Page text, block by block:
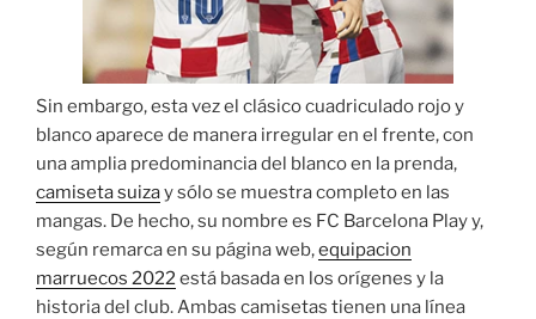
Sin embargo, esta vez el clásico cuadriculado rojo y
blanco aparece de manera irregular en el frente, con
una amplia predominancia del blanco en la prenda,
camiseta suizay sólo se muestra completo en las
mangas. De hecho, su nombre es FC Barcelona Play y,
según remarca en su página web,equipacion
marruecos 2022está basada en los orígenes y la
historia del club. Ambas camisetas tienen una línea